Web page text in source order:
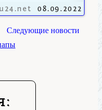
08.09.2022
Следующие новости